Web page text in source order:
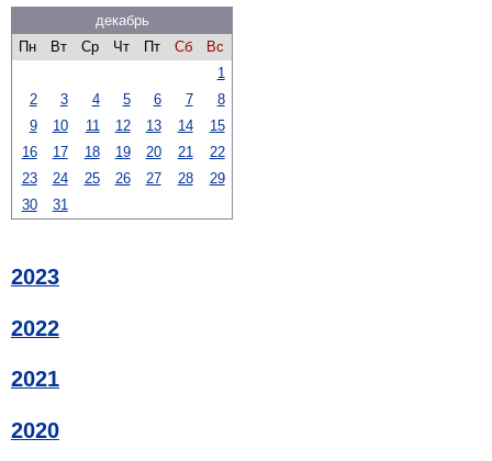
декабрь
Пн
Вт Ср Чт Пт Сб
Вс
1
2
3 4 5 6 7
8
9
10 11 12 13 14
15
16
17 18 19 20 21
22
23
24 25 26 27 28
29
30
31
2023
2022
2021
2020